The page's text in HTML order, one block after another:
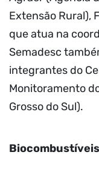
Extensão Rural),
que atua na
Semadesc
integrantes do
Monitoramento
Grosso do Sul).